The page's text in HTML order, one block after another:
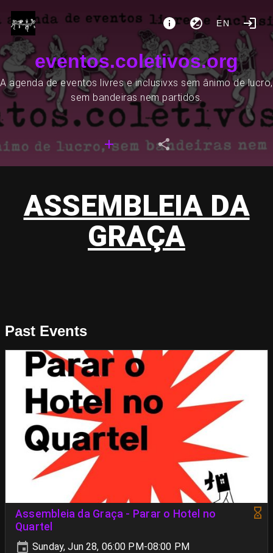
EN
eventos.coletivos.org
A agenda de eventos livres e inclusivxs sem ânimo de lucro,
sem bandeiras nem partidos.
ASSEMBLEIA DA
GRAÇA
Past Events
Assembleia da Graça - Parar o Hotel no
Quartel
Sunday, Jun 28, 06:00 PM-08:00 PM